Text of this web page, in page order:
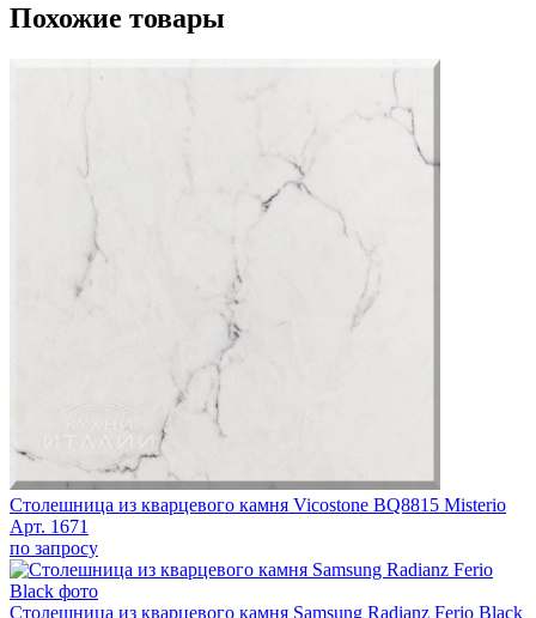
Похожие товары
Столешница из кварцевого камня Vicostone BQ8815 Misterio
Арт. 1671
по запросу
Столешница из кварцевого камня Samsung Radianz Ferio Black